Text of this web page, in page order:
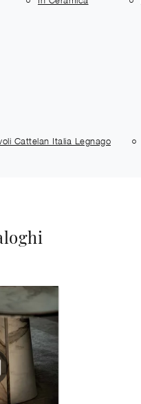
Cattelan Italia Legnago